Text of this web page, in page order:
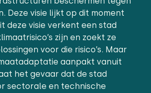
Deze visie lijkt op dit moment
deze visie verkent een stad
zijn en zoekt ze
voor die risico’s. Maar
aanpakt vanuit
het gevaar dat de stad
sectorale en technische